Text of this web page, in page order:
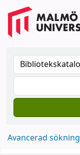
Avancerad sökning